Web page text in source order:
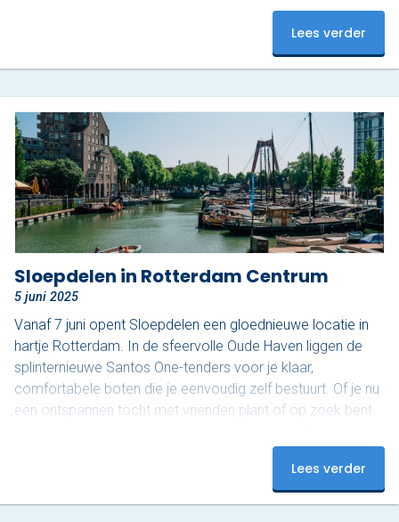
Haven. En dat maakt het juist zo relaxed. Ontdek het
mooiste stukje van Rotterdam De Oude Haven is een van
Lees verder
Sloepdelen in Rotterdam Centrum
5 juni 2025
Vanaf 7 juni opent Sloepdelen een gloednieuwe locatie in
hartje Rotterdam. In de sfeervolle Oude Haven liggen de
splinternieuwe Santos One-tenders voor je klaar,
comfortabele boten die je eenvoudig zelf bestuurt. Of je nu
een ontspannen tocht met vrienden plant of op zoek bent
boten bieden alle vrijheid. Vanaf het water zie je Rotterdam
van haar mooiste kant. In twee uur vaar je een prachtige
Lees verder